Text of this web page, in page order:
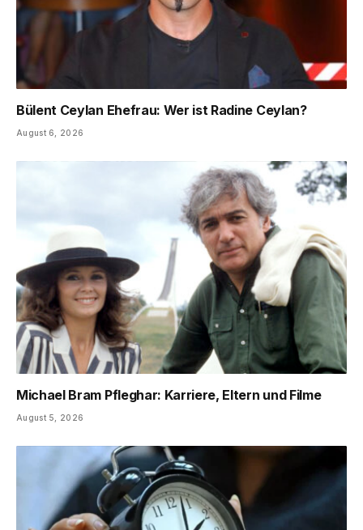
Bülent Ceylan Ehefrau: Wer ist Radine Ceylan?
August 6, 2026
Michael Bram Pfleghar: Karriere, Eltern und Filme
August 5, 2026